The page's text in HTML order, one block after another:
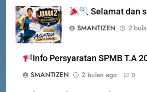
Selamat dan
SMANTIZEN
2
Info Persyaratan SPMB T.A
SMANTIZEN
2 bulan ago 0
PERHATIAN
NEGERI 3